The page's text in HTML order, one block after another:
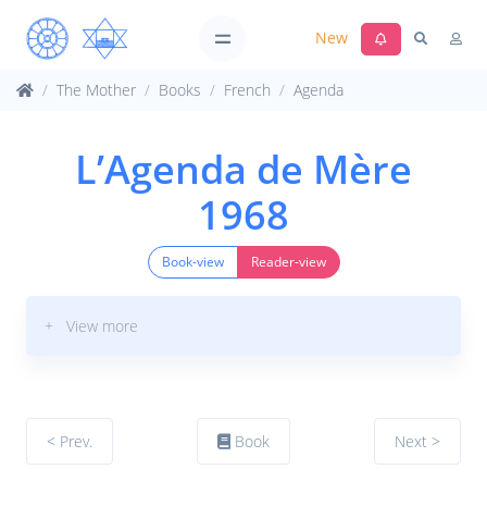
New
The Mother Books French Agenda
L’Agenda de Mère
1968
Book-view Reader-view
+ View more
< Prev. Book Next >